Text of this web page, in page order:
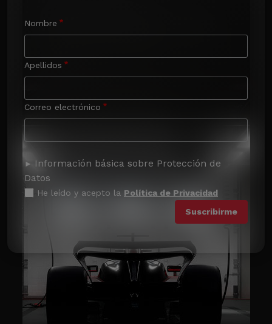
Nombre
Apellidos
Correo electrónico
Información básica sobre Protección de
Datos
He leído y acepto la Política de Privacidad